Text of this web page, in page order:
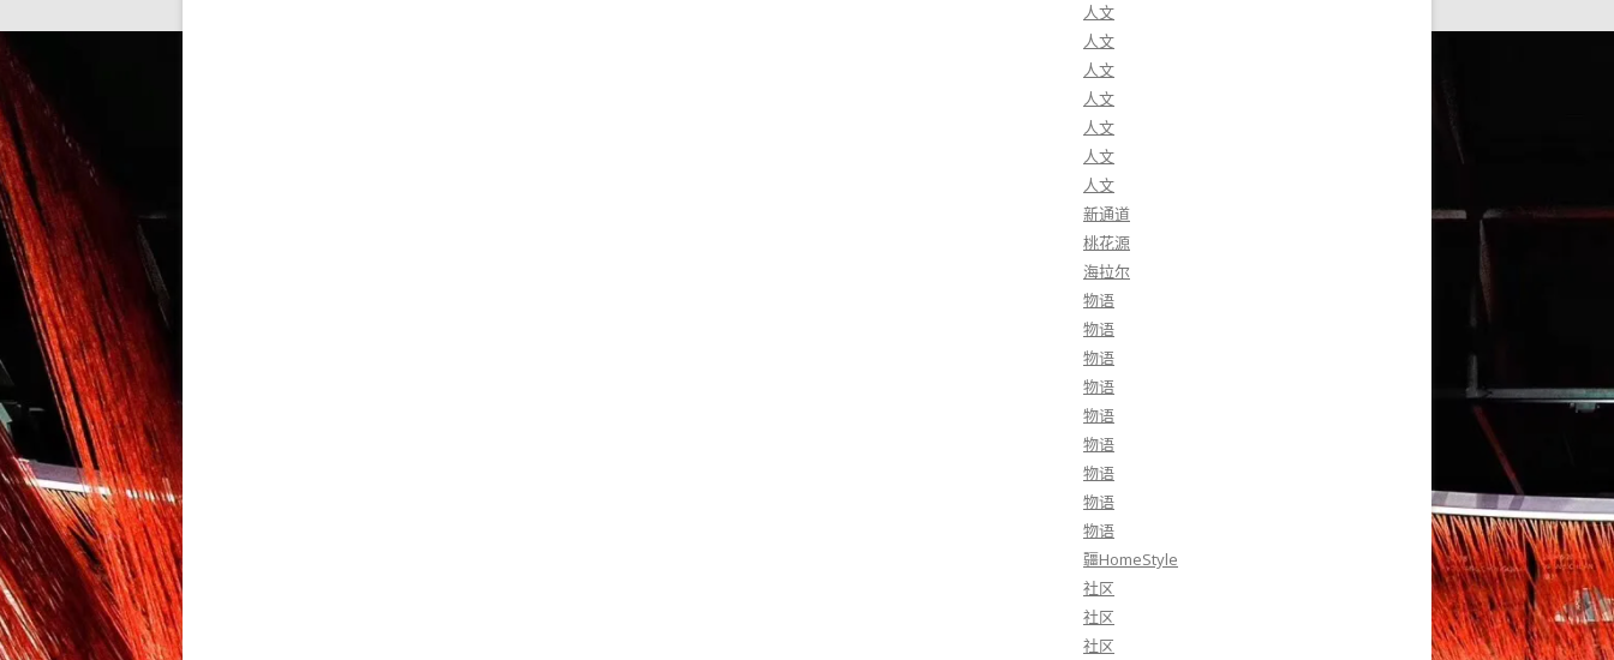
人文
人文
人文
人文
人文
人文
人文
新通道
桃花源
海拉尔
物语
物语
物语
物语
物语
物语
物语
物语
物语
疆HomeStyle
社区
社区
社区